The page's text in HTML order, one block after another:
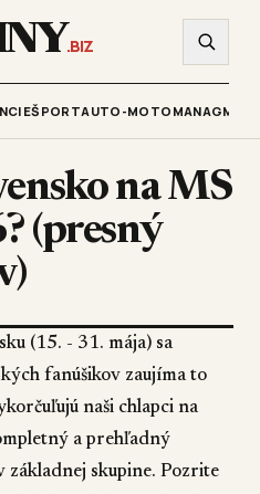
.BIZ
ŠPORTAUTO-MOTO
na MS
(presný
(15. - 31. mája) sa
fanúšikov zaujíma to
naši chlapci na
a prehľadný
základnej skupine. Pozrite